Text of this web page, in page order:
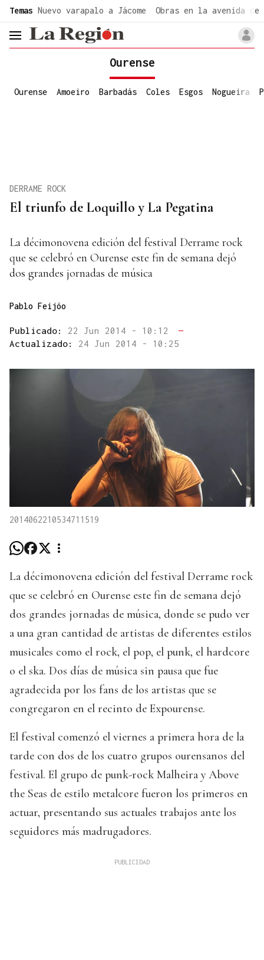
Temas Nuevo varapalo a Jácome Obras en la avenida de
header.menu.open
Ourense
Ourense Amoeiro Barbadás Coles Esgos Nogueira
El triunfo de Loquillo y La Pegatina
DERRAME ROCK
La décimonovena edición del festival Derrame rock
que se celebró en Ourense este fin de semana dejó
dos grandes jornadas de música
Pablo Feijóo
Publicado: 22 Jun 2014 - 10:12
—
Actualizado: 24 Jun 2014 - 10:25
2014062210534711519
La décimonovena edición del festival Derrame rock
que se celebró en Ourense este fin de semana dejó
dos grandes jornadas de música, donde se pudo ver
a una gran cantidad de artistas de diferentes estilos
musicales como el rock, el pop, el punk, el hardcore
o el ska. Dos días de música sin pausa que fue
agradecida por los fans de los artistas que se
congregaron en el recinto de Expourense.
El festival comenzó el viernes a primera hora de la
tarde con dos de los cuatro grupos ourensanos del
festival. El grupo de punk-rock Malheira y Above
the Seas de estilo metalcore fueron los primeros en
actuar, presentando sus actuales trabajos ante los
seguidores más madrugadores.